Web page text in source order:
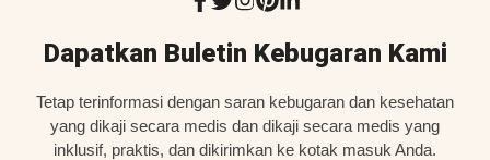
Dapatkan Buletin Kebugaran Kami
Tetap terinformasi dengan saran kebugaran dan kesehatan
yang dikaji secara medis dan dikaji secara medis yang
inklusif, praktis, dan dikirimkan ke kotak masuk Anda.